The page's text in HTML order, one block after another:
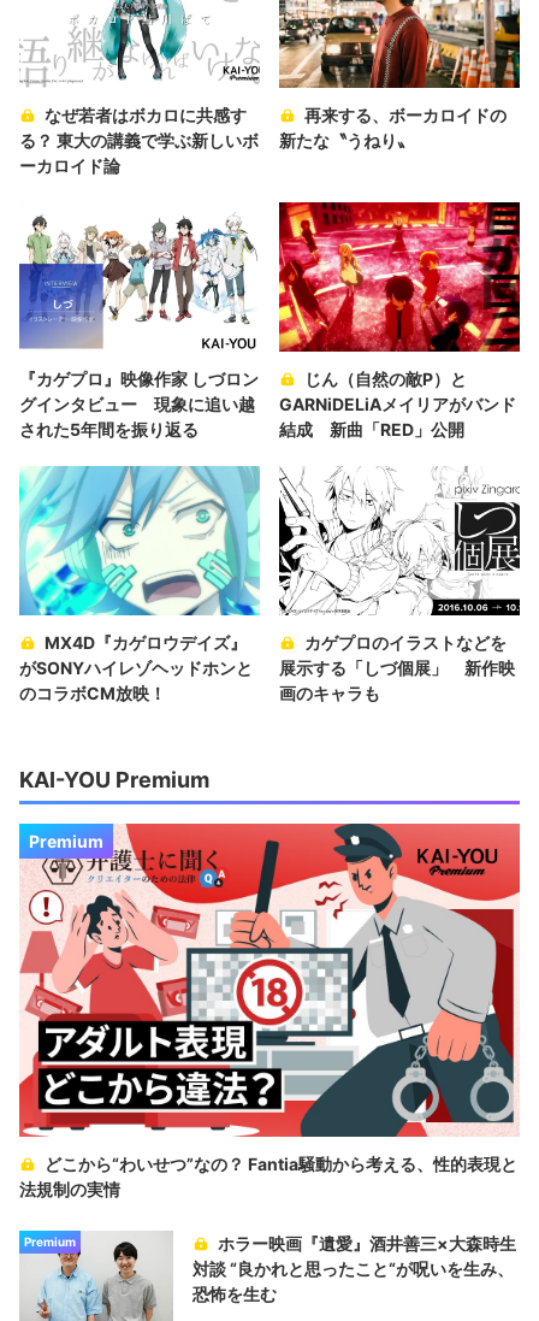
なぜ若者はボカロに共感す
る？ 東大の講義で学ぶ新しいボ
ーカロイド論
再来する、ボーカロイドの
新たな〝うねり〟
『カゲプロ』映像作家 しづロン
グインタビュー 現象に追い越
された5年間を振り返る
じん（自然の敵P）と
GARNiDELiAメイリアがバンド
結成 新曲「RED」公開
MX4D『カゲロウデイズ』
がSONYハイレゾヘッドホンと
のコラボCM放映！
カゲプロのイラストなどを
展示する「しづ個展」 新作映
画のキャラも
KAI-YOU Premium
Premium
どこから“わいせつ”なの？ Fantia騒動から考える、性的表現と
法規制の実情
Premium
ホラー映画『遺愛』酒井善三×大森時生
対談 “良かれと思ったこと“が呪いを生み、
恐怖を生む